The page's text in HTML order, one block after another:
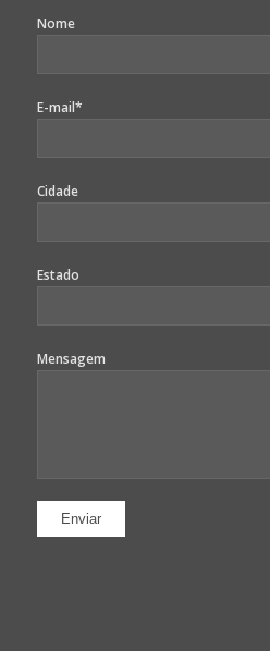
Nome
E-mail*
Cidade
Estado
Mensagem